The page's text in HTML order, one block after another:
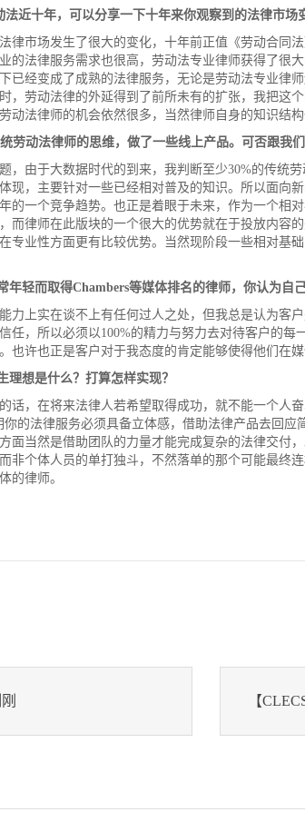
法近十年，可以分享一下十年来你观察到的法律市场
律市场发生了很大的变化，十年前正值《劳动合同
的法律服务需求也很高，劳动法专业律师获得了很
已经变成了成熟的法律服务，无论是劳动法专业律
，劳动法律的外延得到了前所未有的扩张，我把这
动法律师的机会依然很多，当然律师自身的知识结
劳动法律师的思维，做了一些线上产品。可否跟我
，由于大数据时代的到来，我判断至少30%的传统
现，主要针对一些已经相对普及的知识。所以面向
的一个竞争趋势。也正是着眼于未来，作为一个相
而律师在此版块的一个很大的优势就在于投放内容
专业性方面更有比较优势。当然现阶段一些相对基
年轻而取得Chambers等媒体排名的律师，你认为自
力上实在谈不上有任何过人之处，但我总是认为客
任，所以必须以100%的精力与努力去对待客户的
也许也正是客户对于我态度的肯定能够使得他们在媒
理想是什么？打算怎样实现？
话，在将来法律人若希望取得成功，就不能一个人
你的法律服务必须具备立体感，借助法律产品去回
面当然是借助团队的力量才能完成复杂的法律交付
非个体人员的单打独斗，不然落单的那个可能最终
的律师。
【